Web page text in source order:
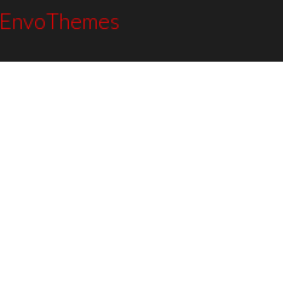
EnvoThemes